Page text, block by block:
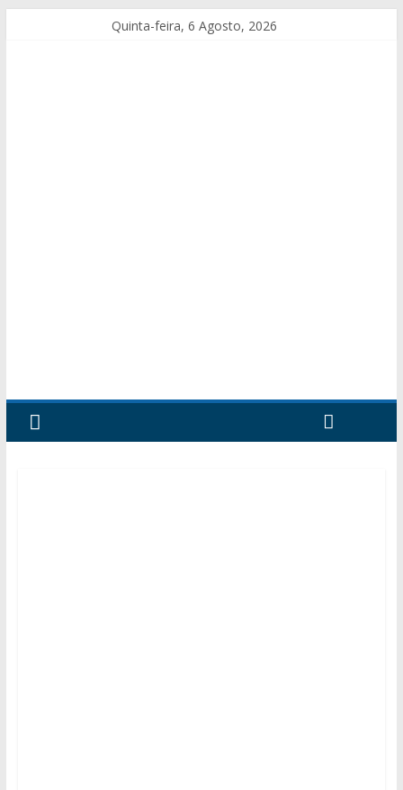
Quinta-feira, 6 Agosto, 2026